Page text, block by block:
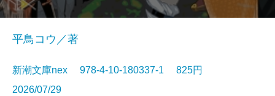
平鳥コウ／著
新潮文庫nex 978-4-10-180337-1 825円
2026/07/29